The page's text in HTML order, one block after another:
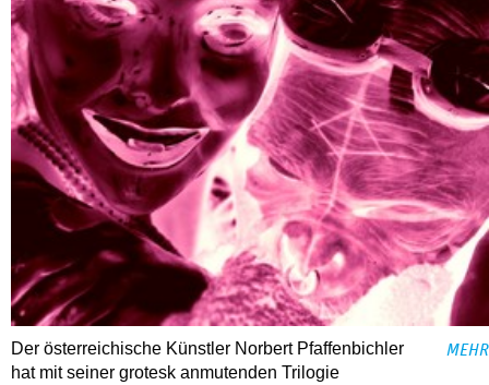
Der österreichische Künstler Norbert Pfaffenbichler
hat mit seiner grotesk anmutenden Trilogie
MEHR